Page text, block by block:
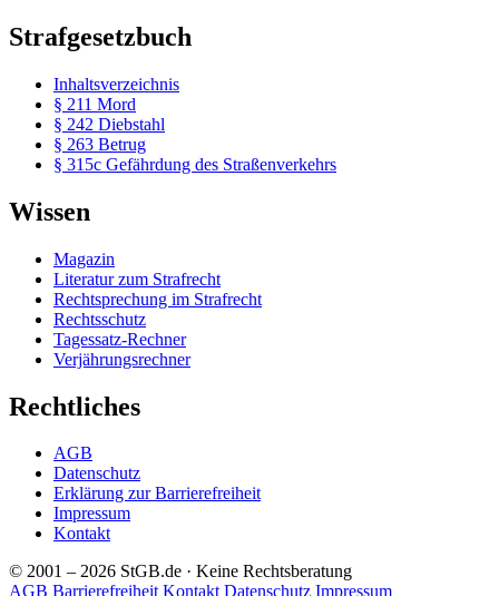
Strafgesetzbuch
Inhaltsverzeichnis
§ 211 Mord
§ 242 Diebstahl
§ 263 Betrug
§ 315c Gefährdung des Straßenverkehrs
Wissen
Magazin
Literatur zum Strafrecht
Rechtsprechung im Strafrecht
Rechtsschutz
Tagessatz-Rechner
Verjährungsrechner
Rechtliches
AGB
Datenschutz
Erklärung zur Barrierefreiheit
Impressum
Kontakt
© 2001 – 2026 StGB.de · Keine Rechtsberatung
AGB Barrierefreiheit Kontakt Datenschutz Impressum